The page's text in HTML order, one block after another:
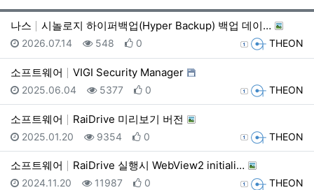
웹진 스타일
갤러리게
나스
시놀로지 하이퍼백업(Hyper Backup) 백업 데이…
등록자 THEON
등록일
2026.07.14 조회
548 추천
0
소프트웨어 VIGI Security Manager
등록자 THEON
등록일
2025.06.04 조회
5377 추천
0
소프트웨어 RaiDrive 미리보기 버전
등록자 THEON
등록일
2025.01.20 조회
9354 추천
0
소프트웨어 RaiDrive 실행시 WebView2 initiali…
등록자 THEON
등록일
2024.11.20 조회
11987 추천
0